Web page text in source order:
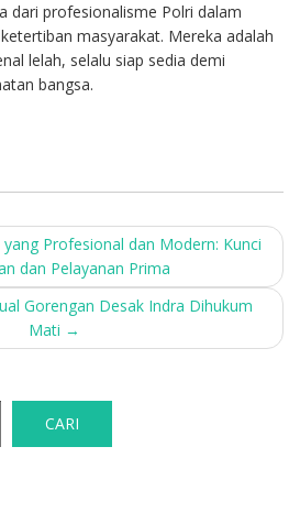
dari profesionalisme Polri dalam
masyarakat. Mereka adalah
lelah, selalu siap sedia demi
bangsa.
Profesional dan Modern: Kunci
dan Pelayanan Prima
Gorengan Desak Indra Dihukum
Mati →
CARI